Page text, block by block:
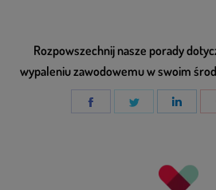
Rozpowszechnij nasze porady
wypaleniu zawodowemu w swoim